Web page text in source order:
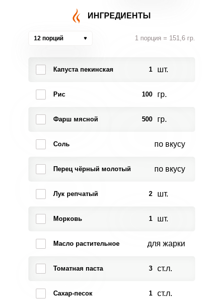
ИНГРЕДИЕНТЫ
12 порций 1 порция = 151,6 гр.
Капуста пекинская 1 шт.
Рис 100 гр.
Фарш мясной 500 гр.
Соль по вкусу
Перец чёрный молотый по вкусу
Лук репчатый 2 шт.
Морковь 1 шт.
Масло растительное для жарки
Томатная паста 3 ст.л.
Сахар-песок 1 ст.л.